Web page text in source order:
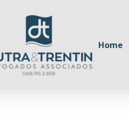
Home